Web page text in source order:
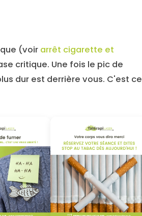
(voir arrêt cigarette et
critique. Une fois le pic de
dur est derrière vous. C'est ce